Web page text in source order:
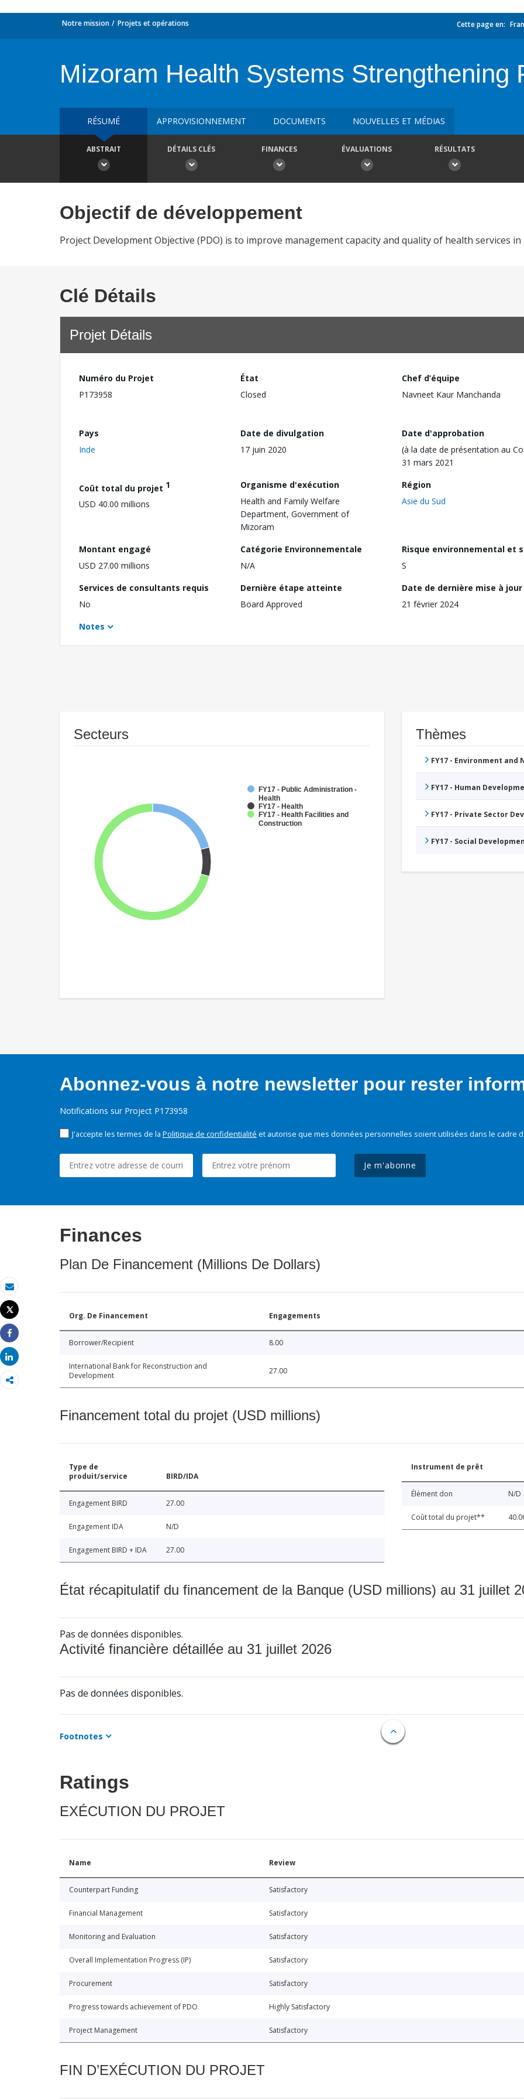
Email
Imprimer
Tweet
Share
Share
Notre mission Projets et opérations Cette page en:
Mizoram Health Systems Strengthening
RÉSUMÉ APPROVISIONNEMENT DOCUMENTS NOUVELLES ET MÉDIAS
ABSTRAIT DÉTAILS CLÉS FINANCES ÉVALUATIONS RÉSULTATS
Objectif de développement
Project Development Objective (PDO) is to improve management capacity and quality of health services
Clé Détails
Projet Détails
Numéro du Projet
P173958
État
Closed
Chef d’équipe
Navneet Kaur Manchanda
Pays
Inde
Date de divulgation
17 juin 2020
Date d'approbation
(à la date de présentation au
31 mars 2021
Coût total du projet 1
USD 40.00 millions
Organisme d'exécution
Health and Family Welfare
Department, Government of
Mizoram
Région
Asie du Sud
Montant engagé
USD 27.00 millions
Catégorie Environnementale
N/A
Risque environnemental et
S
Services de consultants requis
No
Dernière étape atteinte
Board Approved
Date de dernière mise à jour
21 février 2024
Notes
Secteurs
FY17 - Public Administration -
Health
FY17 - Health
FY17 - Health Facilities and
Construction
Thèmes
FY17 - Environment
FY17 - Human
FY17 - Private Sector
FY17 - Social
Abonnez-vous à notre newsletter pour rester
Notifications sur Project P173958
J'accepte les termes de la Politique de confidentialité et autorise que mes données personnelles soient utilisées dans le cadre
Je m'abonne
Finances
Plan De Financement (Millions De Dollars)
Org. De Financement Engagements
Borrower/Recipient 8.00
International Bank for Reconstruction and
Development
27.00
Financement total du projet (USD millions)
Type de
produit/service
BIRD/IDA
Engagement BIRD 27.00
Engagement IDA N/D
Engagement BIRD + IDA 27.00
Instrument de prêt
Élément don N/D
Coût total du projet**
État récapitulatif du financement de la Banque (USD millions) au 31 juillet
Pas de données disponibles.
Activité financière détaillée au 31 juillet 2026
Pas de données disponibles.
Footnotes
Ratings
EXÉCUTION DU PROJET
Name Review
Counterpart Funding Satisfactory
Financial Management Satisfactory
Monitoring and Evaluation Satisfactory
Overall Implementation Progress (IP) Satisfactory
Procurement Satisfactory
Progress towards achievement of PDO Highly Satisfactory
Project Management Satisfactory
FIN D’EXÉCUTION DU PROJET